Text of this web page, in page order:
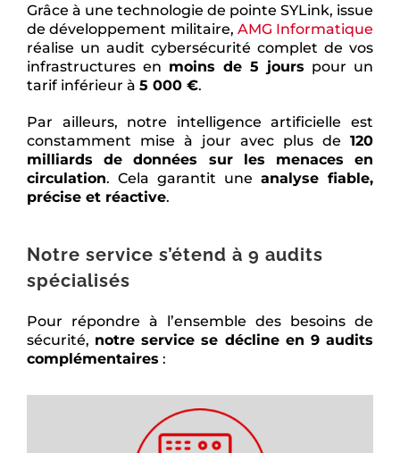
Grâce à une technologie de pointe SYLink, issue
de développement militaire, AMG Informatique
réalise un audit cybersécurité complet de vos
infrastructures en moins de 5 jours pour un
tarif inférieur à 5 000 €.
Par ailleurs, notre intelligence artificielle est
constamment mise à jour avec plus de120
milliards de données sur les menaces en
circulation. Cela garantit uneanalyse fiable,
précise et réactive.
Notre service s’étend à 9 audits
spécialisés
Pour répondre à l’ensemble des besoins de
sécurité, notre service se décline en 9 audits
complémentaires :